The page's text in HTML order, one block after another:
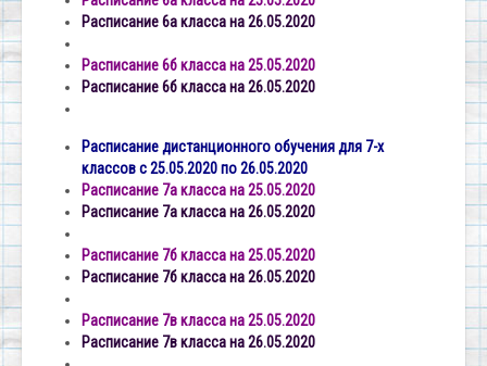
Расписание 6а класса на 26.05.2020
Расписание 6б класса на 25.05.2020
Расписание 6б класса на 26.05.2020
Расписание дистанционного обучения для 7-х
классов с 25.05.2020 по 26.05.2020
Расписание 7а класса на 25.05.2020
Расписание 7а класса на 26.05.2020
Расписание 7б класса на 25.05.2020
Расписание 7б класса на 26.05.2020
Расписание 7в класса на 25.05.2020
Расписание 7в класса на 26.05.2020